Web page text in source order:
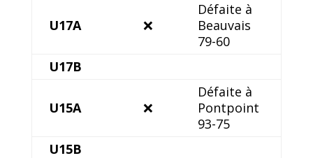
U17A ❌
Défaite à
Beauvais
79-60
U17B
U15A ❌
Défaite à
Pontpoint
93-75
U15B